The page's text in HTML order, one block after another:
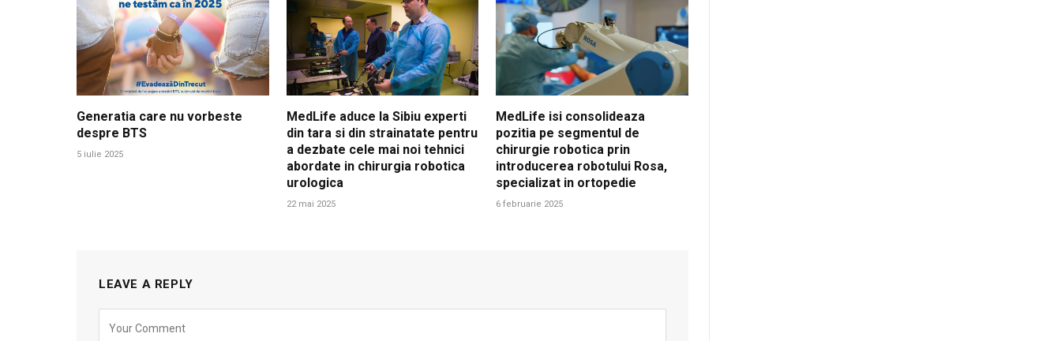
Generatia care nu vorbeste
despre BTS
5 iulie 2025
MedLife aduce la Sibiu experti
din tara si din strainatate pentru
a dezbate cele mai noi tehnici
abordate in chirurgia robotica
urologica
22 mai 2025
MedLife isi consolideaza
pozitia pe segmentul de
chirurgie robotica prin
introducerea robotului Rosa,
specializat in ortopedie
6 februarie 2025
LEAVE A REPLY